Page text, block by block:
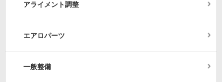
アライメント調整
エアロパーツ
一般整備